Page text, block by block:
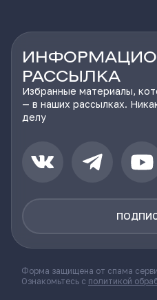
РАССЫЛКА
Избранные материалы,
— в наших рассылках.
делу
Форма защищена от спама
Ознакомьтесь с политикой